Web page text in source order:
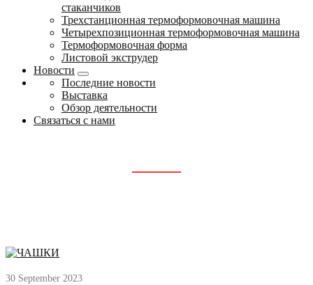
стаканчиков
Трехстанционная термоформовочная машина
Четырехпозиционная термоформовочная машина
Термоформовочная форма
Листовой экструдер
Новости
Последние новости
Выставка
Обзор деятельности
Связаться с нами
30 September 2023